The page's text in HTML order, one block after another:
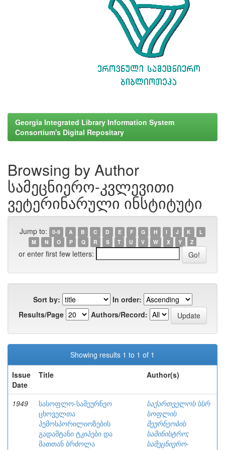
Georgia Integrated Library Information System
Consortium's Digital Repositary
Browsing by Author
სამეცნიერო-კვლევითი
ვეტერინარული ინსტიტუტი
Jump to: 0-9 A B C D E F G H I J K
L
M
N O P Q R S T U V W X Y Z
or enter first few letters:
Sort by:
In order:
Results/Page
Authors/Record:
Showing results 1 to 1 of 1
Issue
Date
Title Author(s)
1949
სასოფლო-სამეურნეო
ცხოველთა
ჰემოსპორილიოზების
გადამტანი ტკიპები და
მათთან ბრძოლა
საქართველოს სსრ
სოფლის
მეურნეობის
სამინისტრო;
სამეცნიერო-